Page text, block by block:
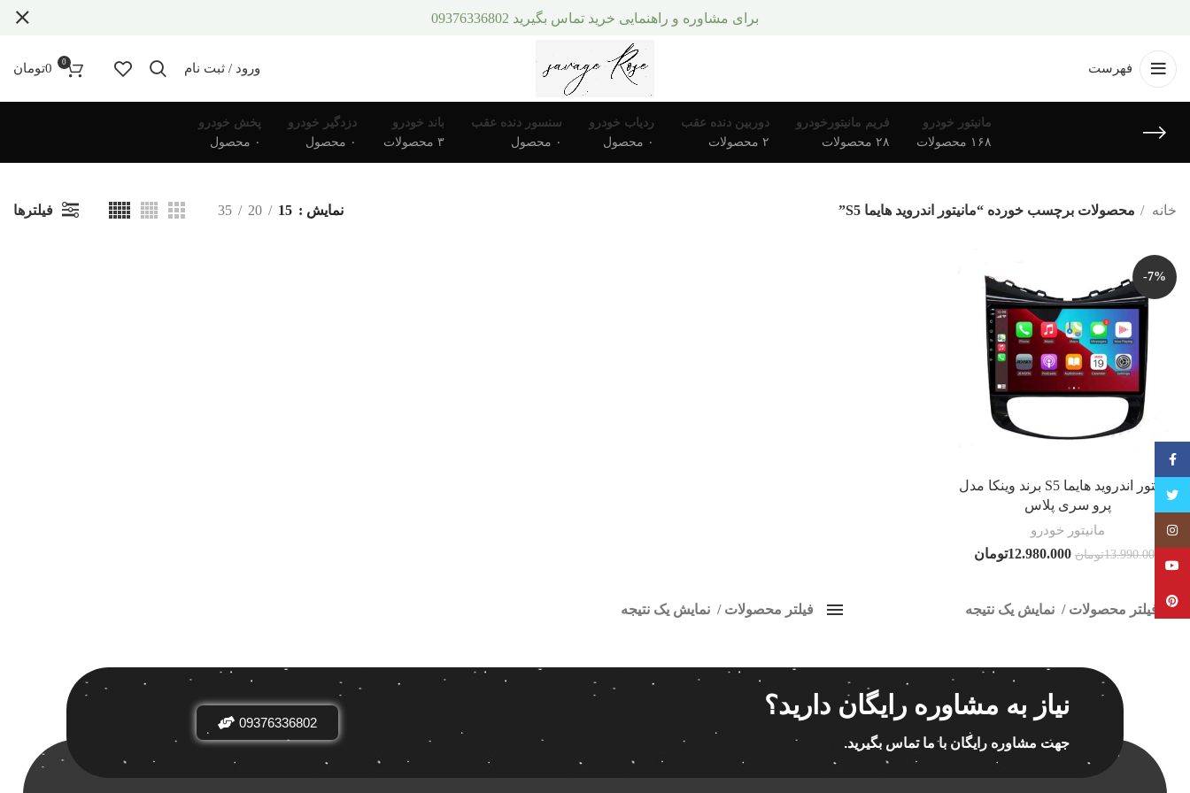
فهرست ورود / ثبت نام 0
0تومان
مانیتور خودرو
۱۶۸ محصولات
فریم مانیتورخودرو
۲۸ محصولات
دوربین دنده عقب
۲ محصولات
ردیاب خودرو
۰ محصول
سنسور دنده عقب
۰ محصول
باند خودرو
۳ محصولات
دزدگیر خودرو
۰ محصول
پخش خودرو
۰ محصول
خانه محصولات برچسب خورده “مانیتور اندروید هایما S5” نمایش 15
20
35 فیلترها
-7%
مانیتور اندروید هایما S5 برند وینکا مدل
پرو سری پلاس
مانیتور خودرو
13.990.000تومان 12.980.000تومان
فیلتر محصولات
نمایش یک نتیجه
فقط نمایش محصولات فروش فقط موجود در انبار
فیلتر محصولات نمایش یک نتیجه
قیمت گذاری مرتب سازی بر اساس
محبوبیت
نیاز به مشاوره رایگان دارید؟
جهت مشاوره رایگان با ما تماس بگیرید.
09376336802
برای مشاوره و راهنمایی خرید تماس بگیرید 09376336802
تویتر
Instagram
Pinterest